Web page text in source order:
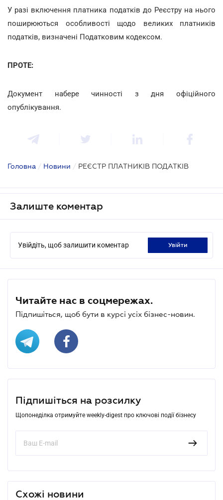
У разі включення платника податків до Реєстру на нього
поширюються особливості щодо великих платників
податків, визначені Податковим кодексом.
ПРОТЕ:
Документ набере чинності з дня офіційного
опублікування.
Головна / Новини / РЕЄСТР ПЛАТНИКІВ ПОДАТКІВ
Залиште коментар
Увійдіть, щоб залишити коментар увійти
Читайте нас в соцмережах.
Підпишіться, щоб бути в курсі усіх бізнес-новин.
Підпишіться на розсилку
Щопонеділка отримуйте weekly-digest про ключові події бізнесу
Схожі новини